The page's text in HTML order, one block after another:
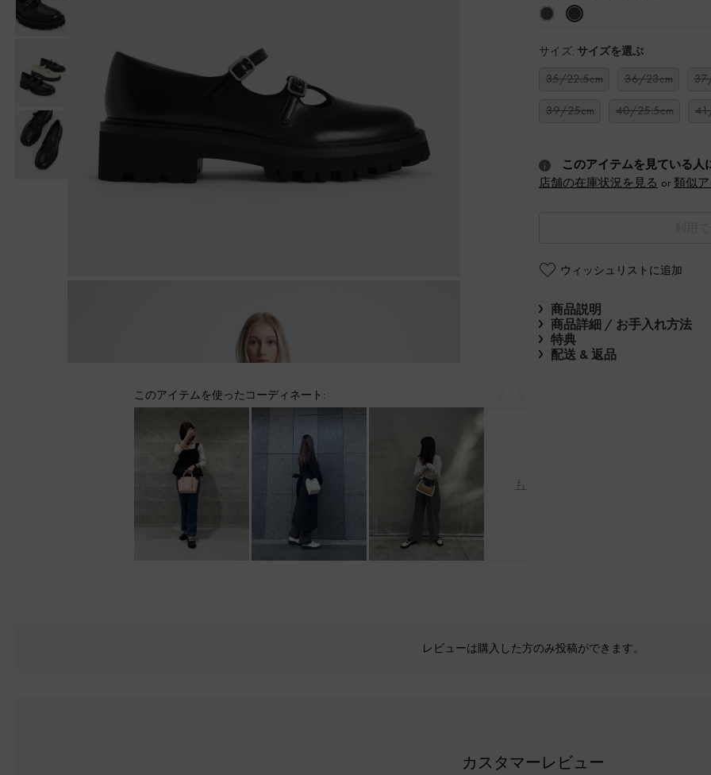
サイズ: サイズを選ぶ
35/22.5cm 36/23cm
39/25cm
40/25.5cm
このアイテムを見ている人
店舗の在庫状況を見る or 類似
ウィッシュリストに追加
商品説明
商品詳細 / お手入れ方法
特典
配送 & 返品
このアイテムを使ったコーディネート:
もっと見る
レビューは購入した方のみ投稿ができます。
カスタマーレビュー